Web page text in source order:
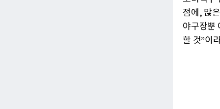
점에, 많
야구장뿐
할 것”이